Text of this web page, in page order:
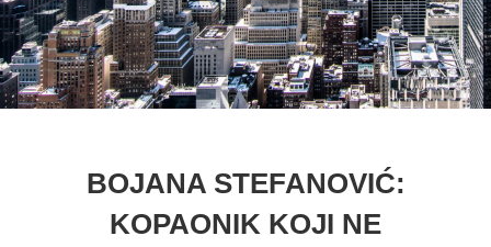
BOJANA STEFANOVIĆ:
KOPAONIK KOJI NE